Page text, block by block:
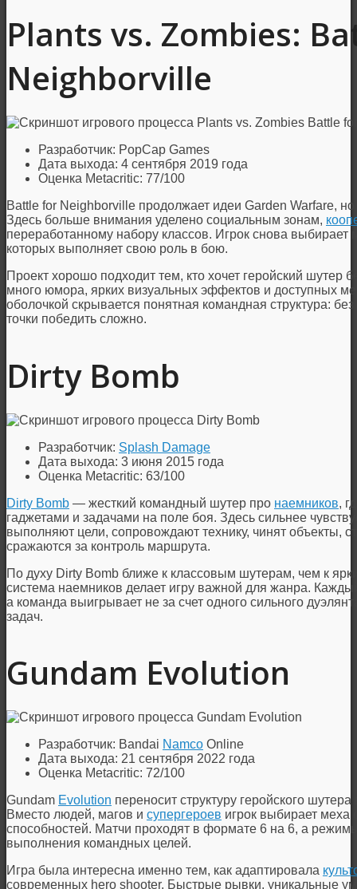
Plants vs. Zombies:
Neighborville
Разработчик: PopCap Games
Дата выхода: 4 сентября 2019 года
Оценка Metacritic: 77/100
Battle for Neighborville продолжает идеи Garden Warfare,
Здесь больше внимания уделено социальным зонам,
переработанному набору классов. Игрок снова
которых выполняет свою роль в бою.
Проект хорошо подходит тем, кто хочет геройский шутер
много юмора, ярких визуальных эффектов и доступных
оболочкой скрывается понятная командная структура:
точки победить сложно.
Dirty Bomb
Разработчик: Splash Damage
Дата выхода: 3 июня 2015 года
Оценка Metacritic: 63/100
Dirty Bomb — жесткий командный шутер про наемников,
гаджетами и задачами на поле боя. Здесь сильнее
выполняют цели, сопровождают технику, чинят объекты,
сражаются за контроль маршрута.
По духу Dirty Bomb ближе к классовым шутерам, чем к
система наемников делает игру важной для жанра.
а команда выигрывает не за счет одного сильного
задач.
Gundam Evolution
Разработчик: Bandai Namco Online
Дата выхода: 21 сентября 2022 года
Оценка Metacritic: 72/100
Gundam Evolution переносит структуру геройского
Вместо людей, магов и супергероев игрок выбирает
способностей. Матчи проходят в формате 6 на 6, а режимы
выполнения командных целей.
Игра была интересна именно тем, как адаптировала
современных hero shooter. Быстрые рывки, уникальные